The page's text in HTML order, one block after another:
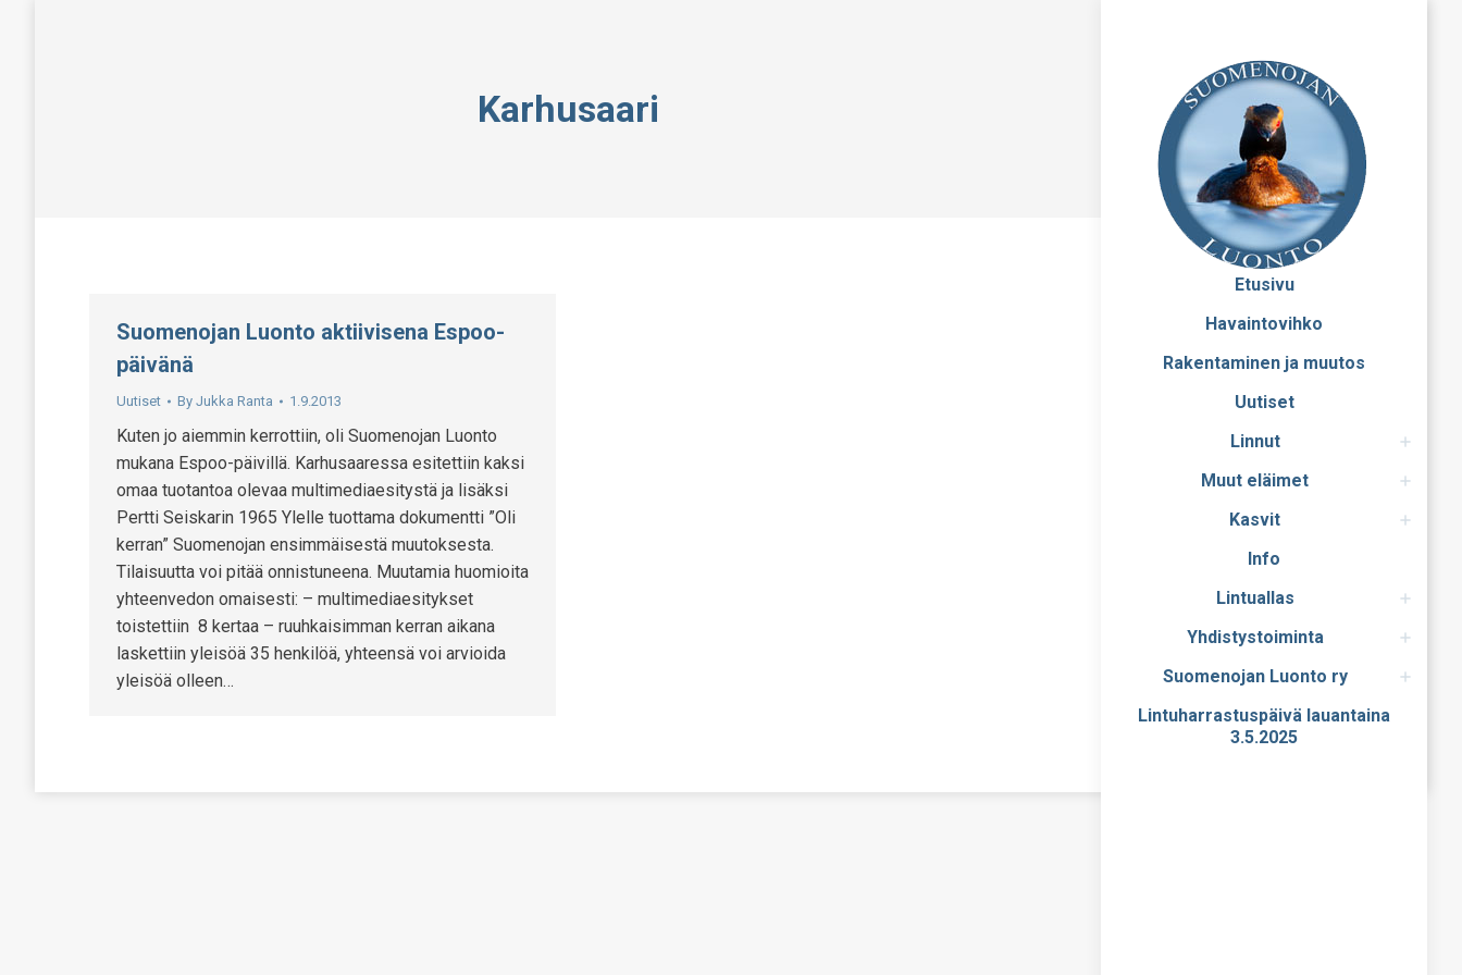
Etusivu
Havaintovihko
Rakentaminen ja muutos
Uutiset
Linnut
Muut eläimet
Kasvit
Info
Lintuallas
Yhdistystoiminta
Suomenojan Luonto ry
Lintuharrastuspäivä lauantaina
3.5.2025
Karhusaari
Suomenojan Luonto aktiivisena Espoo-
päivänä
Uutiset By Jukka Ranta 1.9.2013
Kuten jo aiemmin kerrottiin, oli Suomenojan Luonto
mukana Espoo-päivillä. Karhusaaressa esitettiin kaksi
omaa tuotantoa olevaa multimediaesitystä ja lisäksi
Pertti Seiskarin 1965 Ylelle tuottama dokumentti ”Oli
kerran” Suomenojan ensimmäisestä muutoksesta.
Tilaisuutta voi pitää onnistuneena. Muutamia huomioita
yhteenvedon omaisesti: – multimediaesitykset
toistettiin 8 kertaa – ruuhkaisimman kerran aikana
laskettiin yleisöä 35 henkilöä, yhteensä voi arvioida
yleisöä olleen…